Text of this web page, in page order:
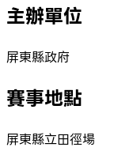
主辦單位
屏東縣政府
賽事地點
屏東縣立田徑場